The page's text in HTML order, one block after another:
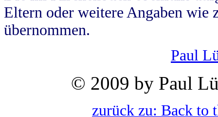
Eltern oder weitere Angaben wie
übernommen.
Paul
© 2009 by Paul
zurück zu: Back to